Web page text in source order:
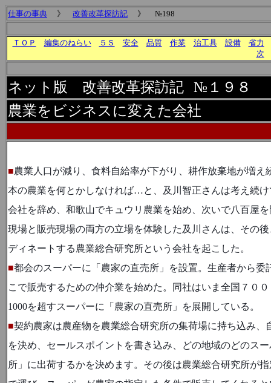
仕事の事典 》 改善改革探訪記 》 №198
ＴＯＰ 編集のねらい ５Ｓ 安全 品質 作業 治工具 設備
省力
次
ネット版 改善改革探訪記
№１９８
農業をビジネスに変えた会社
■農業人口が減り、食料自給率が下がり、耕作放棄地が増え
本の農業を何とかしなければ…と、及川智正さんは考え続
会社を辞め、和歌山でキュウリ農業を始め、次いで八百屋
現場と販売現場の両方の立場を体験した及川さんは、その
ディネートする農業総合研究所という会社を起こした。
■都会のスーパーに「農家の直売所」を設置。生産者から委
こで販売するための仲介業を始めた。同社はいま全国７０
1000を超すスーパーに「農家の直売所」を展開している。
■契約農家は農産物を農業総合研究所の集荷場に持ち込み、
を決め、セールスポイントを書き込み、どの地域のどのス
所」に出荷するかを決めます。その後は農業総合研究所が